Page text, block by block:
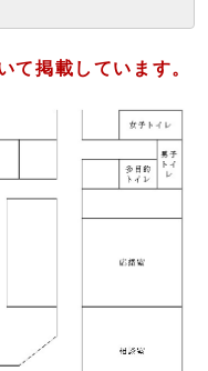
て掲載しています。